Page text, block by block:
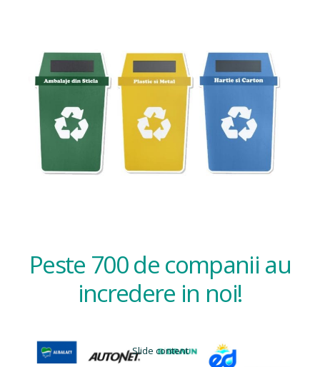
Peste 700 de companii au
incredere in noi!
Slide content